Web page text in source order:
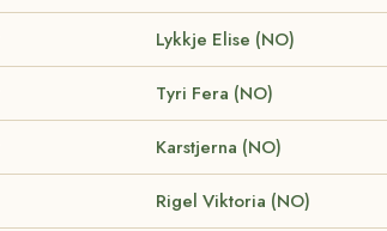
Lykkje Elise (NO)
Tyri Fera (NO)
Karstjerna (NO)
Rigel Viktoria (NO)